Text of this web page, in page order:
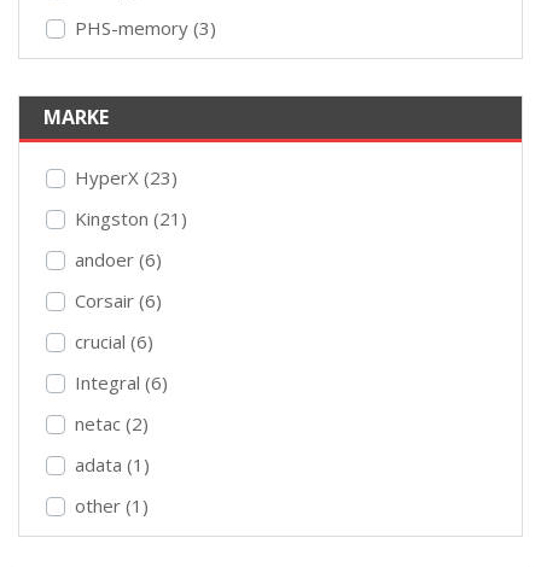
PHS-memory (3)
MARKE
HyperX (23)
Kingston (21)
andoer (6)
Corsair (6)
crucial (6)
Integral (6)
netac (2)
adata (1)
other (1)